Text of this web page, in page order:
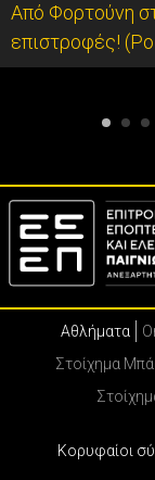
Από Φορτούνη
επιστροφές!
Αθλήματα
Στοίχημα
Κορυφαίοι